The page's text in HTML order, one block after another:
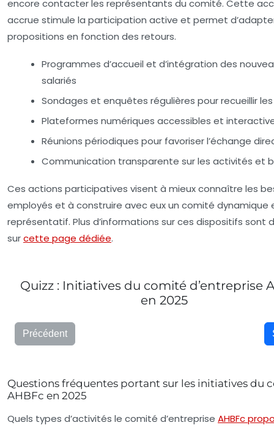
encore contacter les représentants du comité. Cette
accrue stimule la participation active et permet
propositions en fonction des retours.
Programmes d’accueil et d’intégration des
salariés
Sondages et enquêtes régulières pour recueillir
Plateformes numériques accessibles et
Réunions périodiques pour favoriser l’échange
Communication transparente sur les activités et
Ces actions participatives visent à mieux connaître les
employés et à construire avec eux un comité dynamique
représentatif. Plus d’informations sur ces dispositifs sont
surcette page dédiée.
Quizz : Initiatives du comité d’entreprise
en 2025
Précédent
Questions fréquentes portant sur les initiatives du
AHBFc en 2025
Quels types d’activités le comité d’entreprise AHBFc